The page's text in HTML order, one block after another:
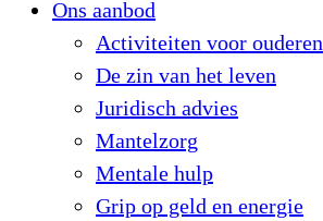
Ons aanbod
Activiteiten voor ouderen
De zin van het leven
Juridisch advies
Mantelzorg
Mentale hulp
Grip op geld en energie